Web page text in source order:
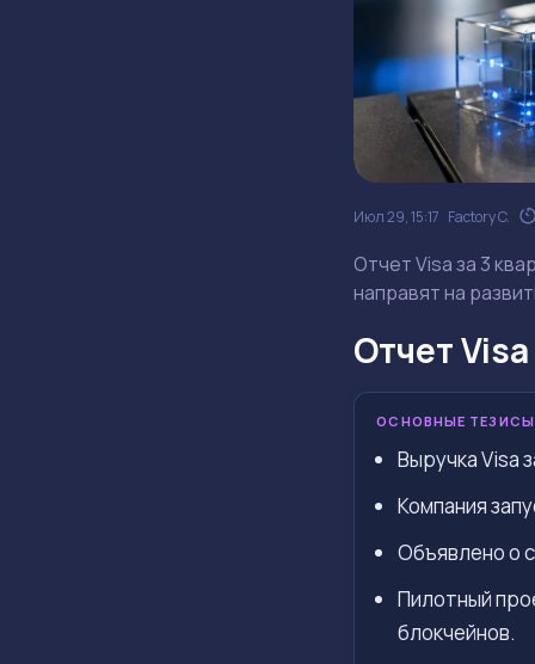
Июл 29, 15:17 Factory C.
Отчет Visa за 3
направят на
Отчет
ОСНОВНЫЕ ТЕЗИСЫ
Выручка Visa
Компания
Объявлено о
Пилотный
блокчейнов.